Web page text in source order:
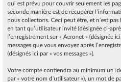
qui est prévu pour couvrir seulement les
seconde manière est de récupérer
nous collectons. Ceci peut être, et n’est
en tant qu’utilisateur invité (désignée ci-
l’enregistrement sur « Aeronet » (désignée
messages que vous envoyez après
(désignés ici par « vos messages »).
Votre compte contiendra au minimum un
par « votre nom d’utilisateur »), un mot de